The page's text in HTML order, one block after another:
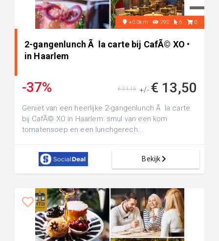
+0.0km 290 6 0
2-gangenlunch Ã la carte bij CafÃ© XO •
in Haarlem
-37% +/- € 13,50
€ 21,15
Geniet van een heerlijke 2-gangenlunch Ã la carte
bij CafÃ© XO in Haarlem: smul van een kom
tomatensoep en een lunchgerech...
Bekijk